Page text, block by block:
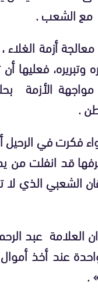
مع الشعب .
أزمة الغلاء
فعليها
الأزمة
.
فكرت في الرحيل
قد انفلت
الشعبي الذي
العلامة عبد
عند أخذ
.